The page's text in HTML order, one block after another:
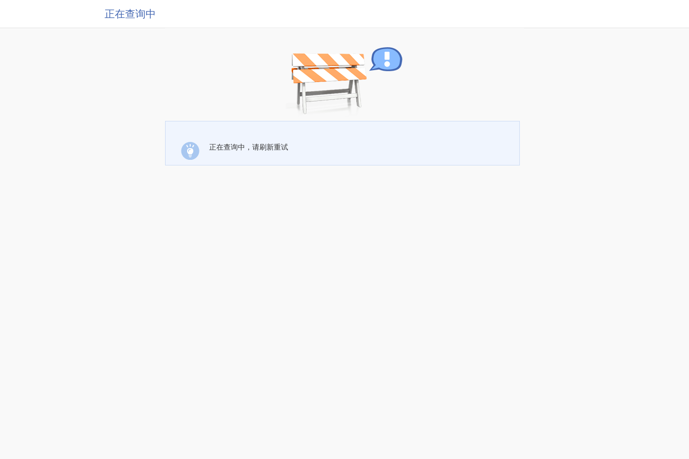
正在查询中
正在查询中，请刷新重试